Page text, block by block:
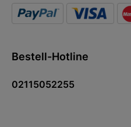
Bestell-Hotline
02115052255